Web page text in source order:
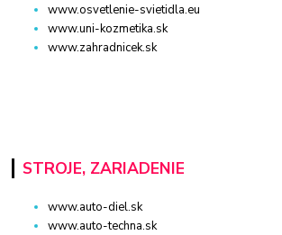
www.osvetlenie-svietidla.eu
www.uni-kozmetika.sk
www.zahradnicek.sk
STROJE, ZARIADENIE
www.auto-diel.sk
www.auto-techna.sk